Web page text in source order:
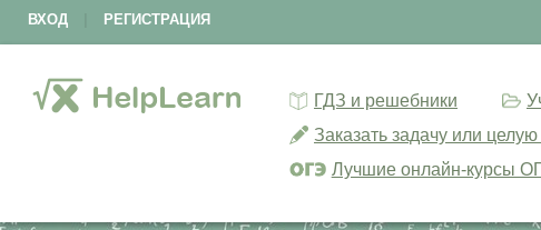
ВХОД РЕГИСТРАЦИЯ
ГДЗ и решебники
Заказать задачу или
Лучшие онлайн-курсы